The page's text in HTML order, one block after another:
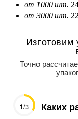
от 1000 шт.
от 3000 шт.
Изготовим
Точно
1/3 Каких